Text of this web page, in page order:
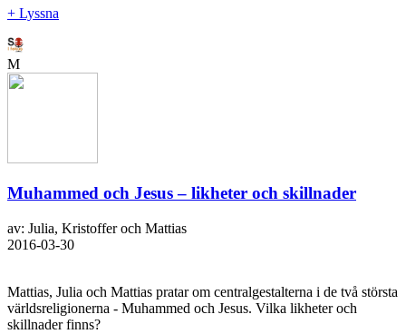
+ Lyssna
M
Muhammed och Jesus – likheter och skillnader
av: Julia, Kristoffer och Mattias
2016-03-30
Mattias, Julia och Mattias pratar om centralgestalterna i de två största
världsreligionerna - Muhammed och Jesus. Vilka likheter och
skillnader finns?